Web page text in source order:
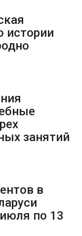
истории
занятий
в
по 13